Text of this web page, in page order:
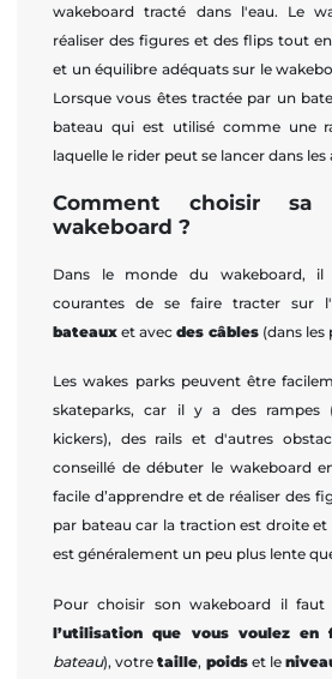
wakeboard tracté dans l'eau. Le
réaliser des figures et des flips tout
et un équilibre adéquats sur le
Lorsque vous êtes tractée par un
bateau qui est utilisé comme une
laquelle le rider peut se lancer dans les
Comment choisir
wakeboard ?
Dans le monde du wakeboard, il
courantes de se faire tracter sur
bateaux et avec des câbles (dans les
Les wakes parks peuvent être
skateparks, car il y a des rampes
kickers), des rails et d'autres
conseillé de débuter le wakeboard
facile d’apprendre et de réaliser des
par bateau car la traction est droite et
est généralement un peu plus lente
Pour choisir son wakeboard il
l’utilisation que vous voulez en
bateau), votretaille, poidset le